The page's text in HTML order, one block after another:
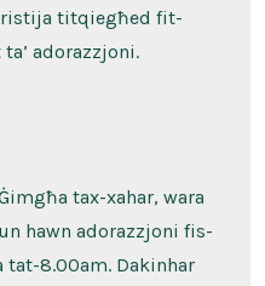
titqiegħed fit-
adorazzjoni.
tax-xahar, wara
hawn adorazzjoni fis-
8.00am. Dakinhar